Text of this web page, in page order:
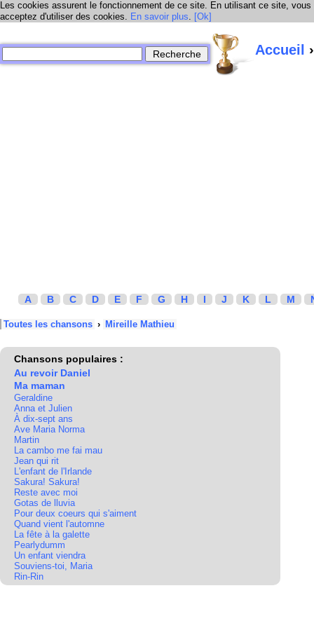
Les cookies assurent le fonctionnement de ce site. En utilisant ce site, vous
acceptez d'utiliser des cookies. En savoir plus. [Ok]
Accueil
A B C D E F G H I J K L M
Toutes les chansons › Mireille Mathieu
Chansons populaires :
Au revoir Daniel
Ma maman
Geraldine
Anna et Julien
À dix-sept ans
Ave Maria Norma
Martin
La cambo me fai mau
Jean qui rit
L'enfant de l'Irlande
Sakura! Sakura!
Reste avec moi
Gotas de lluvia
Pour deux coeurs qui s'aiment
Quand vient l'automne
La fête à la galette
Pearlydumm
Un enfant viendra
Souviens-toi, Maria
Rin-Rin